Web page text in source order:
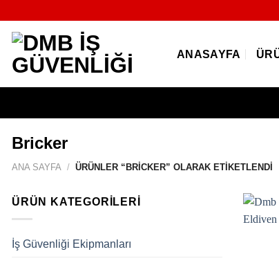
ANASAYFA
Bricker
ANA SAYFA / ÜRÜNLER “BRICKER” OLARAK ETIKETLENDI
ÜRÜN KATEGORILERI
İş Güvenliği Ekipmanları